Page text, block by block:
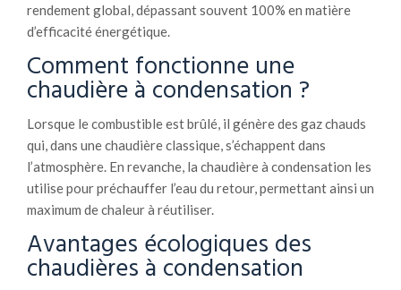
rendement global, dépassant souvent 100% en matière
d’efficacité énergétique.
Comment fonctionne une
chaudière à condensation ?
Lorsque le combustible est brûlé, il génère des gaz chauds
qui, dans une chaudière classique, s’échappent dans
l’atmosphère. En revanche, la chaudière à condensation les
utilise pour préchauffer l’eau du retour, permettant ainsi un
maximum de chaleur à réutiliser.
Avantages écologiques des
chaudières à condensation